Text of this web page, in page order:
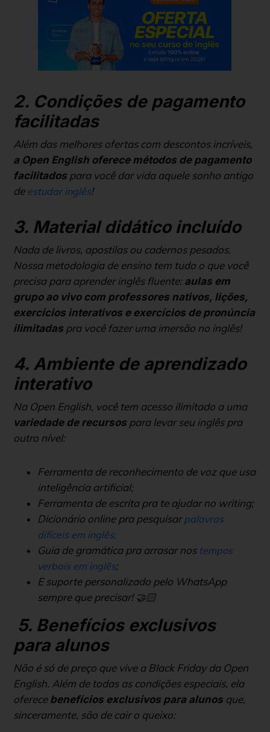
2. Condições de pagamento
facilitadas
Além das melhores ofertas com descontos incríveis,
a Open English oferece métodos de pagamento
facilitados para você dar vida aquele sonho antigo
de estudar inglês!
3. Material didático incluído
Nada de livros, apostilas ou cadernos pesados.
Nossa metodologia de ensino tem tudo o que você
precisa para aprender inglês fluente: aulas em
grupo ao vivo com professores nativos, lições,
exercícios interativos e exercícios de pronúncia
ilimitadas pra você fazer uma imersão no inglês!
4. Ambiente de aprendizado
interativo
Na Open English, você tem acesso ilimitado a uma
variedade de recursos para levar seu inglês pra
outro nível:
Ferramenta de reconhecimento de voz que usa
inteligência artificial;
Ferramenta de escrita pra te ajudar no writing;
Dicionário online pra pesquisar palavras
difíceis em inglês;
Guia de gramática pra arrasar nos tempos
verbais em inglês;
E suporte personalizado pelo WhatsApp
sempre que precisar! 🤝🏻
5. Benefícios exclusivos
para alunos
Não é só de preço que vive a Black Friday da Open
English. Além de todas as condições especiais, ela
oferecebenefícios exclusivos para alunos que,
sinceramente, são de cair o queixo: